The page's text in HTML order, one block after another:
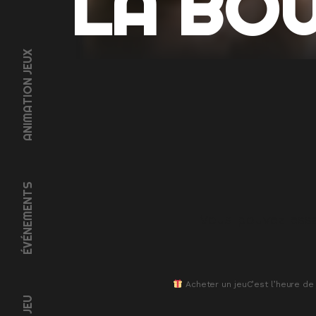
ÉVÉNEMENTS
ANIMATION JEUX
Acheter un jeuC’est l’heure